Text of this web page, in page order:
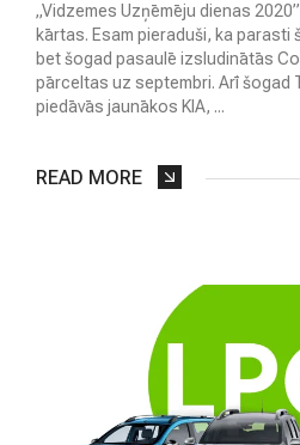
„Vidzemes Uzņēmēju dienas
kārtas. Esam pieraduši, ka parasti
bet šogad pasaulē izsludinātās
pārceltas uz septembri. Arī šogad
piedāvās jaunākos KIA, ...
READ MORE